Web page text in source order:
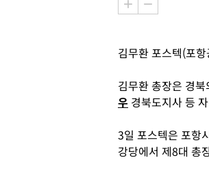
김무환 포스텍(포
김무환 총장은 경북
우 경북도지사 등
3일 포스텍은 포항
강당에서 제8대 총